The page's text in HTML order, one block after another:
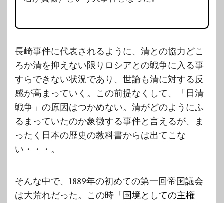
長崎事件に代表されるように、清との協力どこ
ろか清を抑えない限りロシアとの戦争に入る事
すらできない状況であり、世論も清に対する反
感が高まっていく。この前提なくして、「日清
戦争」の原因はつかめない。清がどのようにふ
るまっていたのか象徴する事件と言えるが、ま
ったく日本の歴史の教科書からは出てこな
い・・・。
そんな中で、1889年の初めての第一回帝国議会
は大荒れだった。この時 「国境としての主権